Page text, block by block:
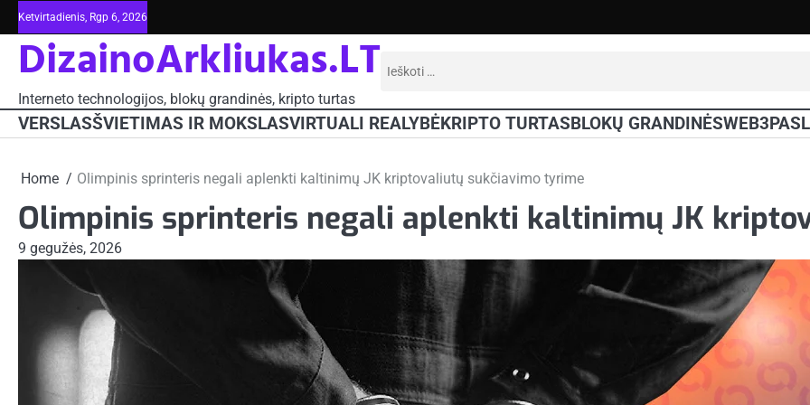
Skip
to
content
Ketvirtadienis, Rgp 6, 2026
DizainoArkliukas.LT
Interneto technologijos, blokų grandinės, kripto turtas
Ieškoti:
VERSLASŠVIETIMAS IR MOKSLASVIRTUALI REALYBĖKRIPTO TURTASBLOKŲ GRANDINĖSWEB3
Home Olimpinis sprinteris negali aplenkti kaltinimų JK kriptovaliutų sukčiavimo tyrime
Olimpinis sprinteris negali aplenkti kaltinimų JK
9 gegužės, 2026